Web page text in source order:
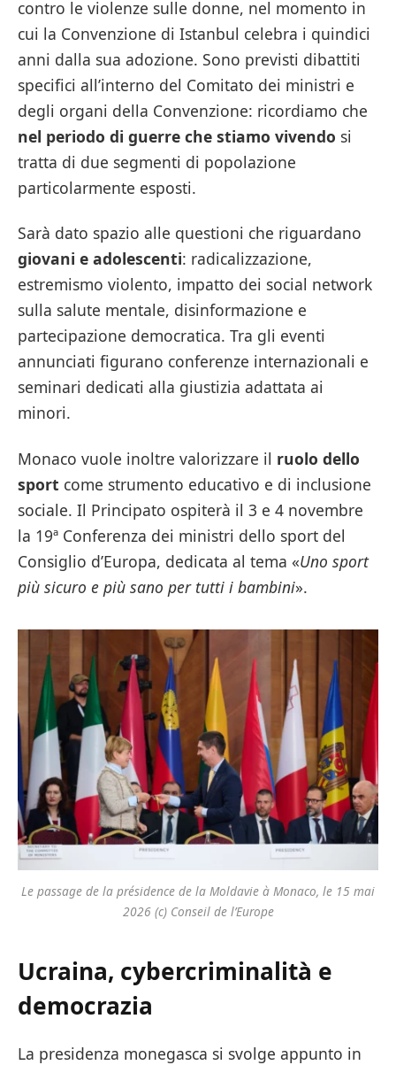
contro le violenze sulle donne, nel momento in
cui la Convenzione di Istanbul celebra i quindici
anni dalla sua adozione. Sono previsti dibattiti
specifici all’interno del Comitato dei ministri e
degli organi della Convenzione: ricordiamo che
nel periodo di guerre che stiamo vivendo si
tratta di due segmenti di popolazione
particolarmente esposti.
Sarà dato spazio alle questioni che riguardano
giovani e adolescenti: radicalizzazione,
estremismo violento, impatto dei social network
sulla salute mentale, disinformazione e
partecipazione democratica. Tra gli eventi
annunciati figurano conferenze internazionali e
seminari dedicati alla giustizia adattata ai
minori.
Monaco vuole inoltre valorizzare il ruolo dello
sport come strumento educativo e di inclusione
sociale. Il Principato ospiterà il 3 e 4 novembre
la 19ª Conferenza dei ministri dello sport del
Consiglio d’Europa, dedicata al tema «Uno sport
più sicuro e più sano per tutti i bambini».
Le passage de la présidence de la Moldavie à Monaco, le 15 mai
2026 (c) Conseil de l’Europe
Ucraina, cybercriminalità e
democrazia
La presidenza monegasca si svolge appunto in